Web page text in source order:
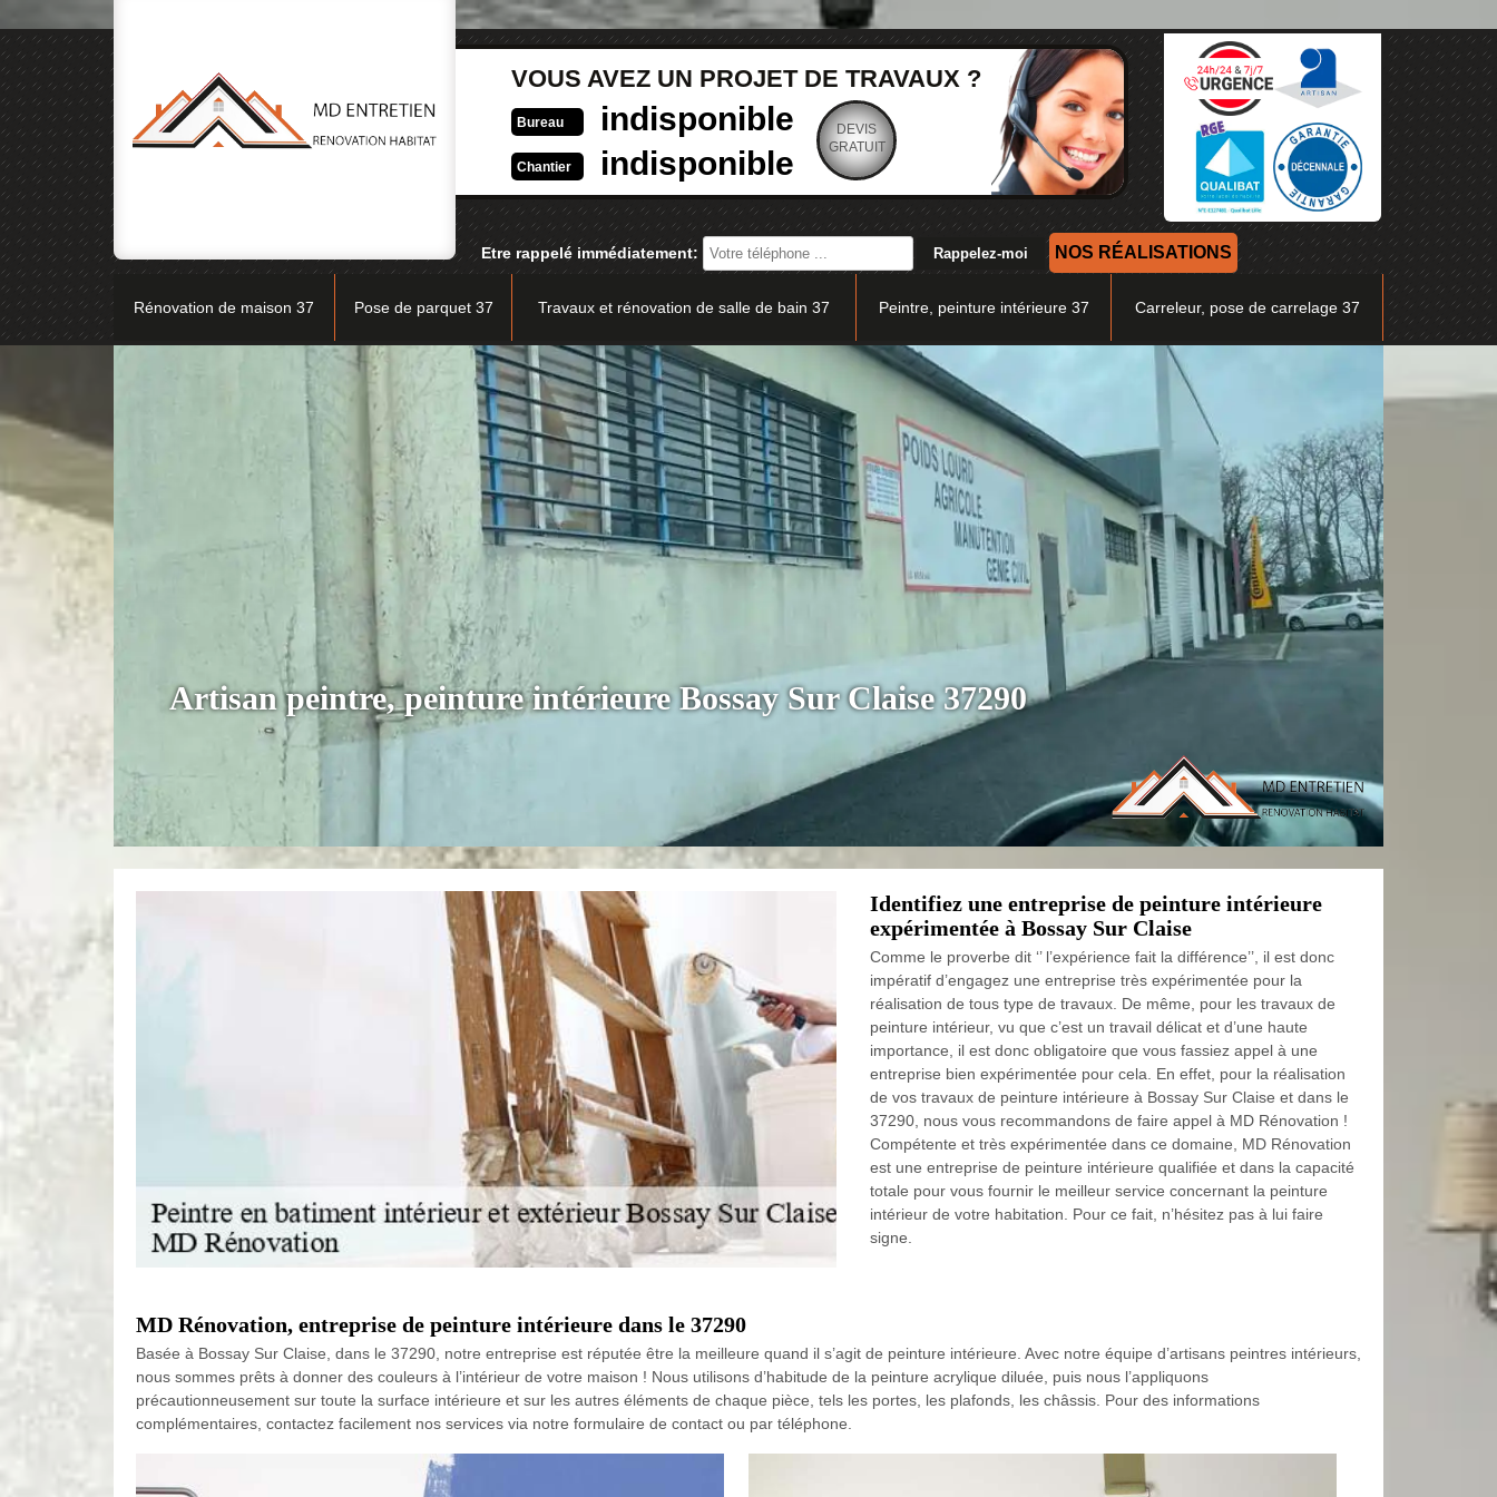
VOUS AVEZ UN PROJET DE TRAVAUX ?
Bureau indisponible
Chantier indisponible
DEVIS
GRATUIT
Etre rappelé immédiatement: NOS RÉALISATIONS
Rénovation de maison 37 Pose de parquet 37 Travaux et rénovation de salle de bain 37 Peintre, peinture intérieure 37 Carreleur, pose de carrelage 37
Artisan peintre, peinture intérieure Bossay Sur Claise 37290
Identifiez une entreprise de peinture intérieure
expérimentée à Bossay Sur Claise
Comme le proverbe dit ‘’ l’expérience fait la différence’’, il est donc
impératif d’engagez une entreprise très expérimentée pour la
réalisation de tous type de travaux. De même, pour les travaux de
peinture intérieur, vu que c’est un travail délicat et d’une haute
importance, il est donc obligatoire que vous fassiez appel à une
entreprise bien expérimentée pour cela. En effet, pour la réalisation
de vos travaux de peinture intérieure à Bossay Sur Claise et dans le
37290, nous vous recommandons de faire appel à MD Rénovation !
Compétente et très expérimentée dans ce domaine, MD Rénovation
est une entreprise de peinture intérieure qualifiée et dans la capacité
totale pour vous fournir le meilleur service concernant la peinture
intérieur de votre habitation. Pour ce fait, n’hésitez pas à lui faire
signe.
MD Rénovation, entreprise de peinture intérieure dans le 37290
Basée à Bossay Sur Claise, dans le 37290, notre entreprise est réputée être la meilleure quand il s’agit de peinture intérieure. Avec notre équipe d’artisans peintres intérieurs,
nous sommes prêts à donner des couleurs à l’intérieur de votre maison ! Nous utilisons d’habitude de la peinture acrylique diluée, puis nous l’appliquons
précautionneusement sur toute la surface intérieure et sur les autres éléments de chaque pièce, tels les portes, les plafonds, les châssis. Pour des informations
complémentaires, contactez facilement nos services via notre formulaire de contact ou par téléphone.